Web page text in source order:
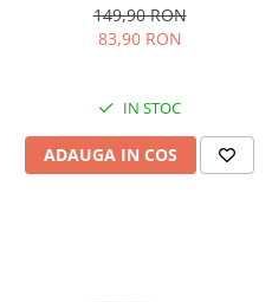
forme, 1400W, Indicator
luminos, Placi antiaderente,
149,90 RON
83,90 RON
IN STOC
ADAUGA IN COS